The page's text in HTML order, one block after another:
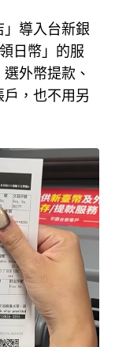
導入台新銀
日幣」的服
外幣提款、
，也不用另